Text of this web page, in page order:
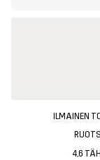
ILMAINEN
4,6